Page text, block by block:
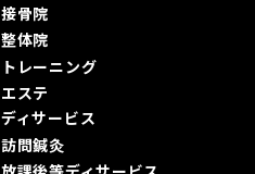
接骨院
整体院
トレーニング
エステ
ディサービス
訪問鍼灸